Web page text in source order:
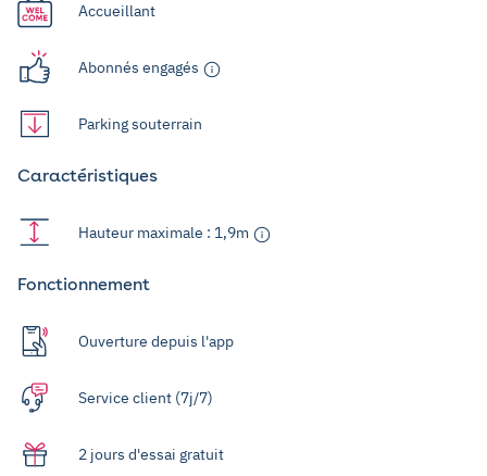
Accueillant
Abonnés engagés
Parking souterrain
Caractéristiques
Hauteur maximale : 1,9m
Fonctionnement
Ouverture depuis l'app
Service client (7j/7)
2 jours d'essai gratuit